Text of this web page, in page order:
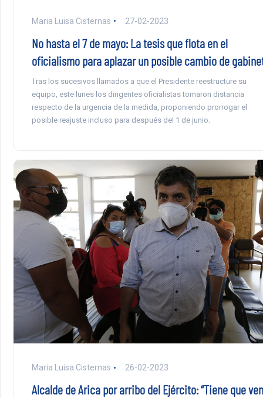
Maria Luisa Cisternas 27-02-2023
No hasta el 7 de mayo: La tesis que flota en el
oficialismo para aplazar un posible cambio de
Tras los sucesivos llamados a que el Presidente reestructure su
equipo, este lunes los dirigentes oficialistas tomaron distancia
respecto de la urgencia de la medida, proponiendo prorrogar el
posible reajuste incluso para después del 1 de junio.
Maria Luisa Cisternas 26-02-2023
Alcalde de Arica por arribo del Ejército: “Tiene que